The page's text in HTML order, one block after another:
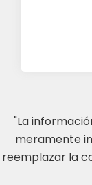
"La
meramente
reemplazar la